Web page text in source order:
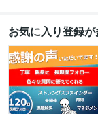
お気に入り登録